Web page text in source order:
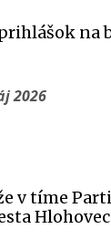
na
2026
v tíme
Hlohovec